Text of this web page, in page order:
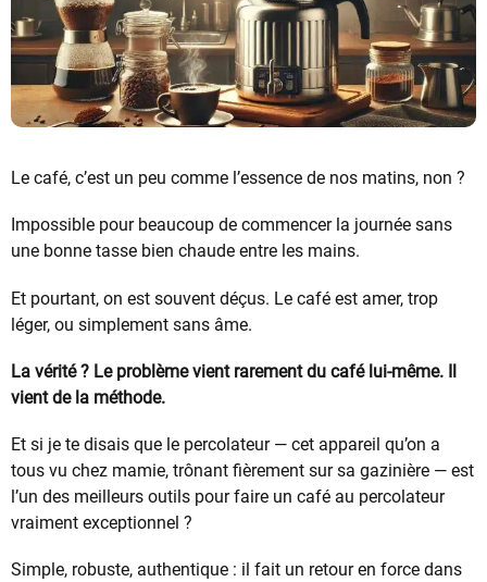
Le café, c’est un peu comme l’essence de nos matins, non ?
Impossible pour beaucoup de commencer la journée sans
une bonne tasse bien chaude entre les mains.
Et pourtant, on est souvent déçus. Le café est amer, trop
léger, ou simplement sans âme.
La vérité ? Le problème vient rarement du café lui-même. Il
vient de la méthode.
Et si je te disais que le percolateur — cet appareil qu’on a
tous vu chez mamie, trônant fièrement sur sa gazinière — est
l’un des meilleurs outils pour faire un café au percolateur
vraiment exceptionnel ?
Simple, robuste, authentique : il fait un retour en force dans